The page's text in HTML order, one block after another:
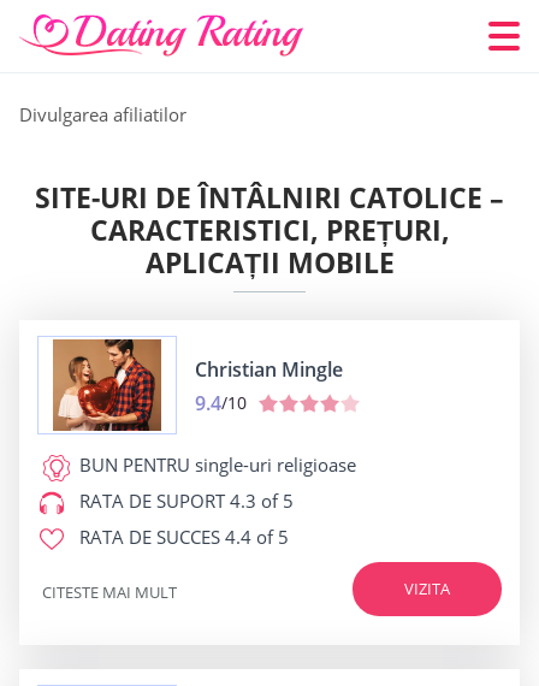
Divulgarea afiliatilor
SITE-URI DE ÎNTÂLNIRI CATOLICE –
CARACTERISTICI, PREȚURI,
APLICAȚII MOBILE
Christian Mingle
9.4/10
BUN PENTRU single-uri religioase
RATA DE SUPORT4.3 of 5
RATA DE SUCCES 4.4 of 5
VIZITA
CITESTE MAI MULT